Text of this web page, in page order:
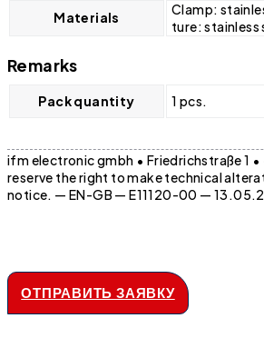
Materials
Clamp:
ture: stainless
Remarks
Pack quantity 1 pcs.
ifm electronic gmbh • Friedrichstraße 1 •
reserve the right to make technical
notice. — EN-GB — E11120-00 —
ОТПРАВИТЬ ЗАЯВКУ